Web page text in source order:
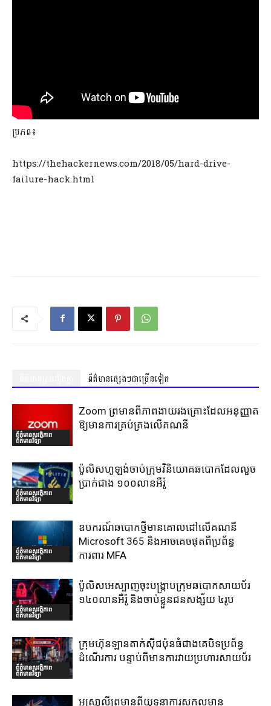
ប្រភព៖
https://thehackernews.com/2018/05/hard-drive-
failure-hack.html
ព័ត៌មានផ្សេងៗជាច្រើនទៀត
ព័ត៌មានសុវត្ថិភាព
ព័ត៌មានវិទ្យា
Zoom ព្រមានពីភាពងាយរងគ្រោះដែលអនុញ្ញាត
ឱ្យមានការគ្រប់គ្រងលើគណនី
ព័ត៌មានសុវត្ថិភាព
ព័ត៌មានវិទ្យា
ប៉ូលិសហូឡង់ចាប់ក្រុមវិនិយោគឆបោកដែលលួច
ប្រាក់ជាង ១០០លានអឺរ៉ូ
ព័ត៌មានសុវត្ថិភាព
ព័ត៌មានវិទ្យា
ឧបករណ៍ឆបោកថ្មីមានគោលដៅលើគណនី
Microsoft 365 និងអាចគេចផុតពីប្រព័ន្ធ
ការពារ MFA
ព័ត៌មានសុវត្ថិភាព
ព័ត៌មានវិទ្យា
ប៉ូលិសអេស្បាញចុះបង្រ្កាបក្រុមឆបោកសាយប័រ
១៤០លានអឺរ៉ូ និងចាប់ខ្លួនជនសង្ស័យ ៤រូប
ព័ត៌មានសុវត្ថិភាព
ព័ត៌មានវិទ្យា
ក្រុមហ៊ុនឡានតាក់ស៊ីជប៉ុនធំជាងគេបិទប្រព័ន្ធ
ដំណើរការ បន្ទាប់ពីមានការវាយប្រហារសាយប័រ
អូស្រា្តលីព្រមានពីយុទ្ធនាការសកលមាន